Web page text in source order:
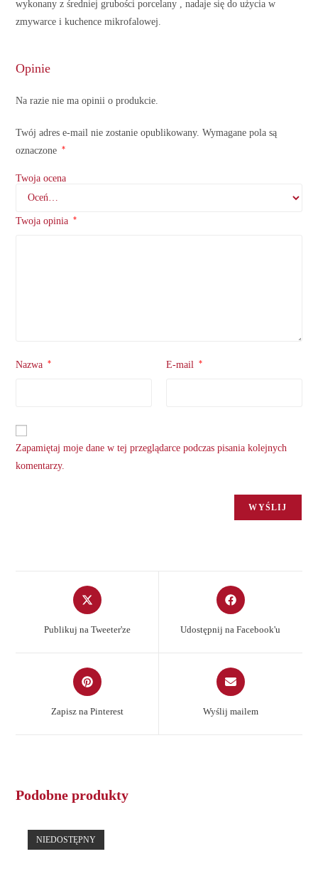
wykonany z średniej grubości porcelany , nadaje się do użycia w
zmywarce i kuchence mikrofalowej.
Opinie
Na razie nie ma opinii o produkcie.
Twój adres e-mail nie zostanie opublikowany. Wymagane pola są
oznaczone
*
Twoja ocena
Twoja opinia *
Nazwa * E-mail *
Zapamiętaj moje dane w tej przeglądarce podczas pisania kolejnych
komentarzy.
Opens
in
new
Publikuj na Tweeter'ze
Opens
in
new
Udostępnij na Facebook'u
Opens
in
Zapisz na Pinterest
Opens
in
new
Wyślij mailem
Podobne produkty
NIEDOSTĘPNY